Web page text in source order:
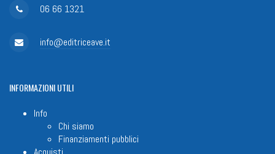
06 66 1321
info@editriceave.it
INFORMAZIONIUTILI
Info
Chi siamo
Finanziamenti pubblici